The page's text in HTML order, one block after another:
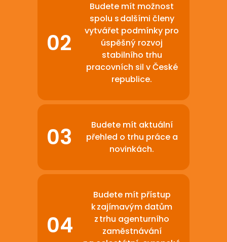
Budete mít možnost
spolu s dalšími členy
vytvářet podmínky pro
úspěšný rozvoj
stabilního trhu
pracovních sil v České
republice.
Budete mít aktuální
přehled o trhu práce a
novinkách.
Budete mít přístup
k zajímavým datům
z trhu agenturního
zaměstnávání